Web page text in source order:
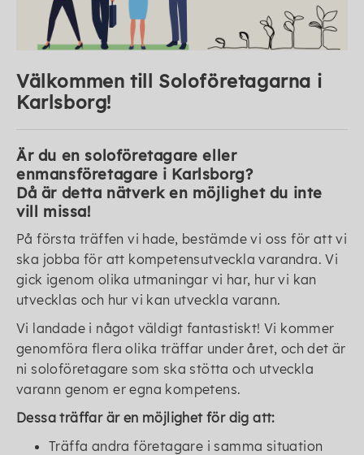
Välkommen till Soloföretagarna i
Karlsborg!
Är du en soloföretagare eller
enmansföretagare i Karlsborg?
Då är detta nätverk en möjlighet du inte
vill missa!
På första träffen vi hade, bestämde vi oss för att vi
ska jobba för att kompetensutveckla varandra. Vi
gick igenom olika utmaningar vi har, hur vi kan
utvecklas och hur vi kan utveckla varann.
Vi landade i något väldigt fantastiskt! Vi kommer
genomföra flera olika träffar under året, och det är
ni soloföretagare som ska stötta och utveckla
varann genom er egna kompetens.
Dessa träffar är en möjlighet för dig att:
Träffa andra företagare i samma situation